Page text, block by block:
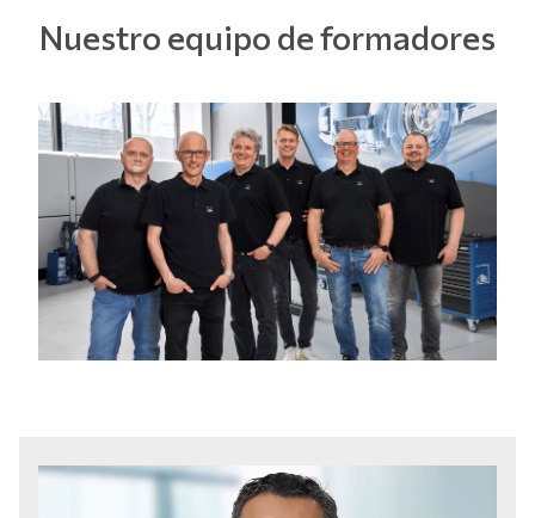
Nuestro equipo de formadores